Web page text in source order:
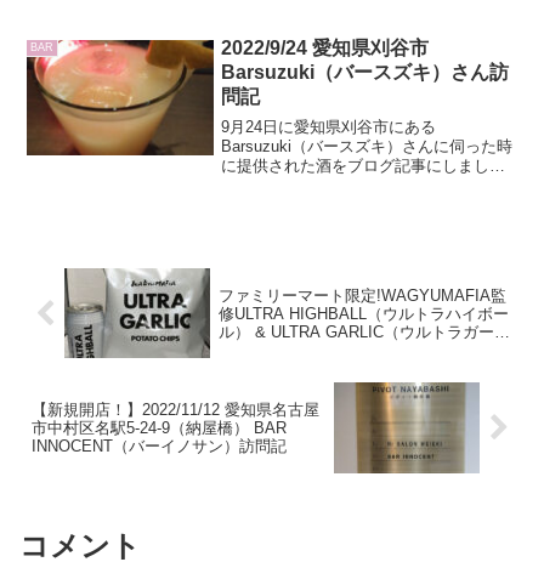
います。
BAR
2022/9/24 愛知県刈谷市
Barsuzuki（バースズキ）さん訪
問記
9月24日に愛知県刈谷市にある
Barsuzuki（バースズキ）さんに伺った時
に提供された酒をブログ記事にしまし
ファミリーマート限定!WAGYUMAFIA監
修ULTRA HIGHBALL（ウルトラハイボー
ル） & ULTRA GARLIC（ウルトラガーリ
【新規開店！】2022/11/12 愛知県名古屋
市中村区名駅5-24-9（納屋橋） BAR
INNOCENT（バーイノサン）訪問記
コメント